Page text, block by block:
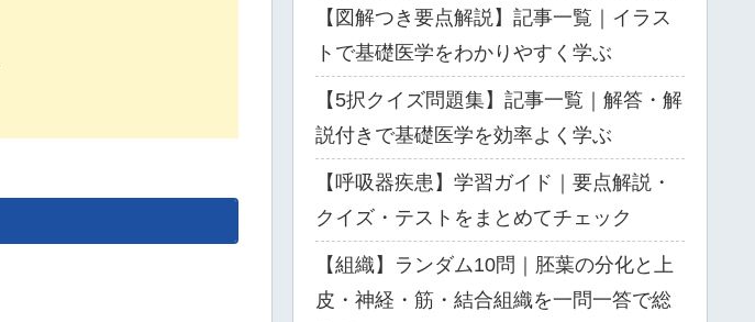
【図解つき要点解説】記事一覧｜イラス
トで基礎医学をわかりやすく学ぶ
【5択クイズ問題集】記事一覧｜解答・解
説付きで基礎医学を効率よく学ぶ
【呼吸器疾患】学習ガイド｜要点解説・
クイズ・テストをまとめてチェック
【組織】ランダム10問｜胚葉の分化と上
皮・神経・筋・結合組織を一問一答で総